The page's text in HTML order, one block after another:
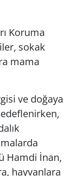
Koruma
sokak
mama
ve doğaya
Hamdi İnan,
hayvanlara